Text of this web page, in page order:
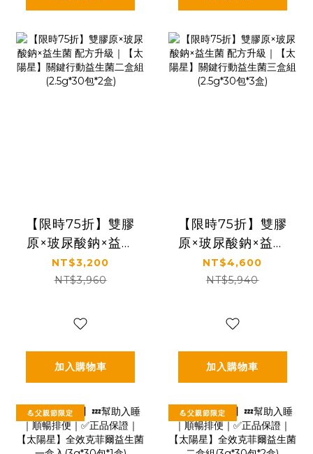
【限時75折】雙膠
原×玻尿酸鈉×益生
菌 配方升級｜【太
陽星】關鍵行動益
(2.5g*30包*2盒)
NT$3,200
NT$3,960
加入購物車
【限時75折】雙膠
原×玻尿酸鈉×益生
菌 配方升級｜【太
陽星】關鍵行動益
(2.5g*30包*3盒)
NT$4,600
NT$5,940
加入購物車
💪父親節限定 💪父親節限定